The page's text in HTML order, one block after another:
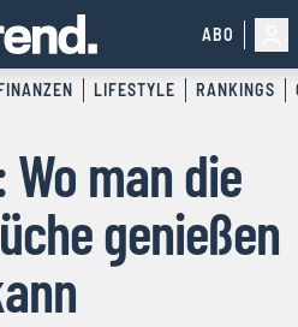
ABO
LIFESTYLE RANKINGS
Wo man die
genießen